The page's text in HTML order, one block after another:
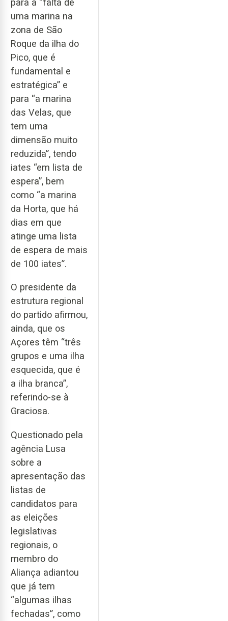
uma marina na
zona de São
Roque da ilha do
Pico, que é
fundamental e
estratégica” e
para “a marina
das Velas, que
tem uma
dimensão muito
reduzida”, tendo
iates “em lista de
espera”, bem
como “a marina
da Horta, que há
dias em que
atinge uma lista
de espera de mais
de 100 iates”.
O presidente da
estrutura regional
do partido afirmou,
ainda, que os
Açores têm “três
grupos e uma ilha
esquecida, que é
a ilha branca”,
referindo-se à
Graciosa.
Questionado pela
agência Lusa
sobre a
apresentação das
listas de
candidatos para
as eleições
legislativas
regionais, o
membro do
Aliança adiantou
que já tem
“algumas ilhas
fechadas”, como